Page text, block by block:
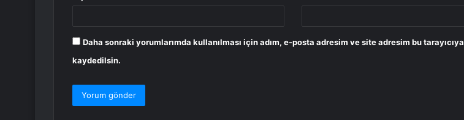
Daha sonraki yorumlarımda kullanılması için adım, e-posta adresim ve site adresim bu tarayıcıya
kaydedilsin.